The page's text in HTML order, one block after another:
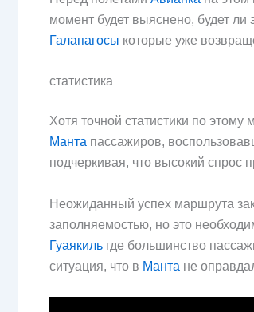
момент будет выяснено, будет
Галапагосы которые уже
статистика
Хотя точной статистики по этому
Манта пассажиров,
подчеркивая, что высокий спрос
Неожиданный успех маршрута
заполняемостью, но это
Гуаякиль где большинство
ситуация, что в Манта не